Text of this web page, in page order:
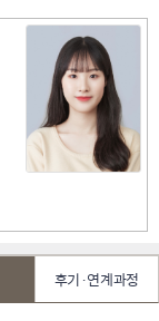
후기·연계과정